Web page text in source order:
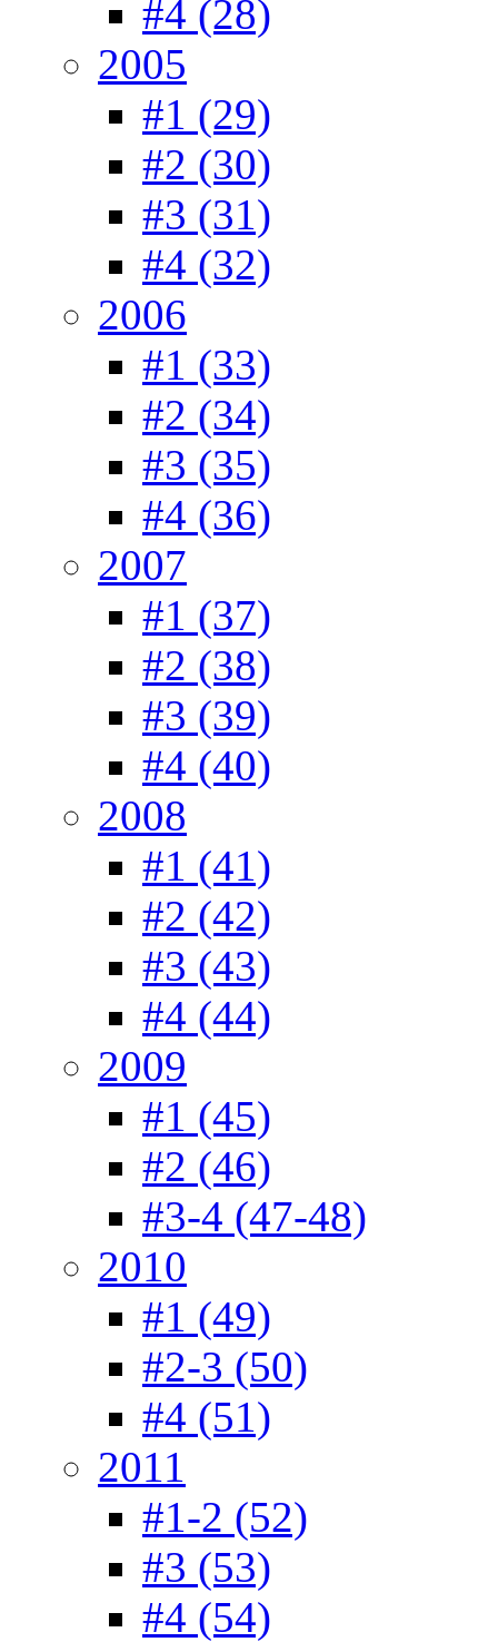
#4 (28)
2005
#1 (29)
#2 (30)
#3 (31)
#4 (32)
2006
#1 (33)
#2 (34)
#3 (35)
#4 (36)
2007
#1 (37)
#2 (38)
#3 (39)
#4 (40)
2008
#1 (41)
#2 (42)
#3 (43)
#4 (44)
2009
#1 (45)
#2 (46)
#3-4 (47-48)
2010
#1 (49)
#2-3 (50)
#4 (51)
2011
#1-2 (52)
#3 (53)
#4 (54)